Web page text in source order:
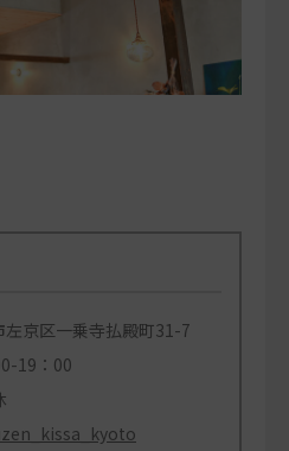
左京区一乗寺払殿町31-7
19：00